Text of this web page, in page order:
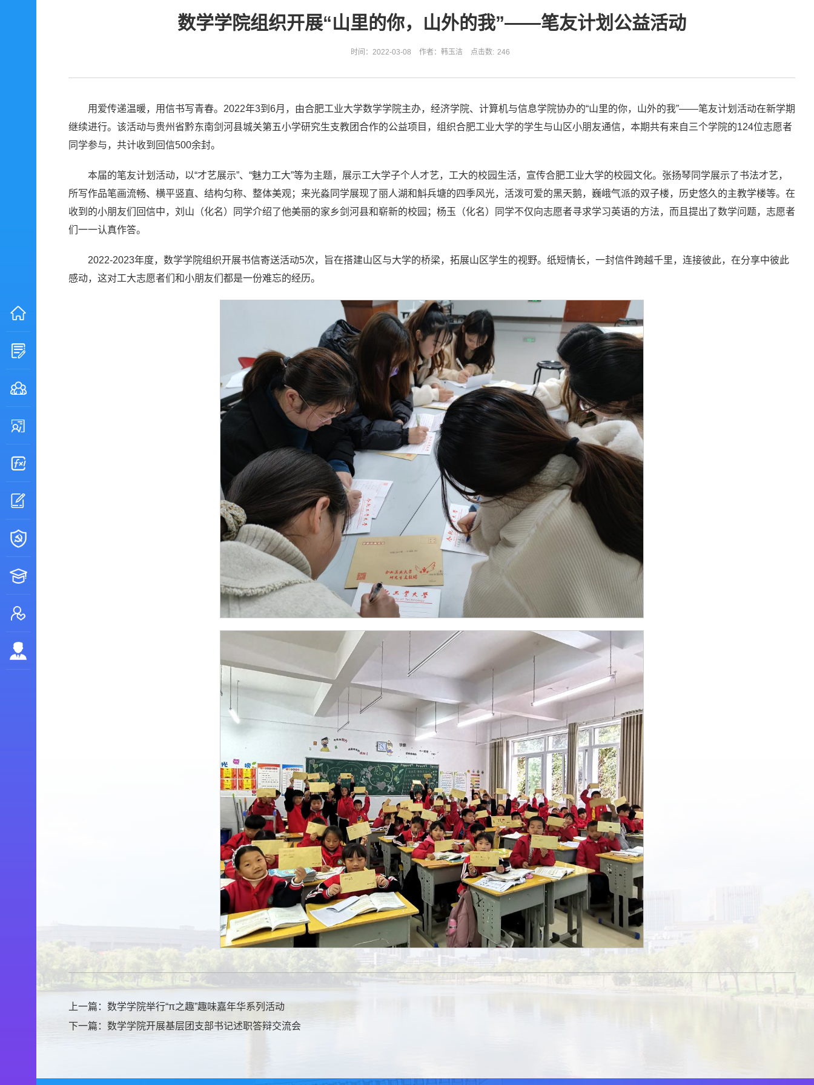
数学学院组织开展“山里的你，山外的我”——笔友计划公益活动
时间：2022-03-08 作者：韩玉洁 点击数: 246
用爱传递温暖，用信书写青春。2022年3到6月，由合肥工业大学数学学院主办，经济学院、计算机与信息学院协办的“山里的你，山外的我”——笔友计划活动在新学期
继续进行。该活动与贵州省黔东南剑河县城关第五小学研究生支教团合作的公益项目，组织合肥工业大学的学生与山区小朋友通信，本期共有来自三个学院的124位志愿者
同学参与，共计收到回信500余封。
本届的笔友计划活动，以“才艺展示”、“魅力工大”等为主题，展示工大学子个人才艺，工大的校园生活，宣传合肥工业大学的校园文化。张扬琴同学展示了书法才艺，
所写作品笔画流畅、横平竖直、结构匀称、整体美观；来光淼同学展现了丽人湖和斛兵塘的四季风光，活泼可爱的黑天鹅，巍峨气派的双子楼，历史悠久的主教学楼等。在
收到的小朋友们回信中，刘山（化名）同学介绍了他美丽的家乡剑河县和崭新的校园；杨玉（化名）同学不仅向志愿者寻求学习英语的方法，而且提出了数学问题，志愿者
们一一认真作答。
2022-2023年度，数学学院组织开展书信寄送活动5次，旨在搭建山区与大学的桥梁，拓展山区学生的视野。纸短情长，一封信件跨越千里，连接彼此，在分享中彼此
感动，这对工大志愿者们和小朋友们都是一份难忘的经历。
上一篇： 数学学院举行“π之趣”趣味嘉年华系列活动
下一篇： 数学学院开展基层团支部书记述职答辩交流会